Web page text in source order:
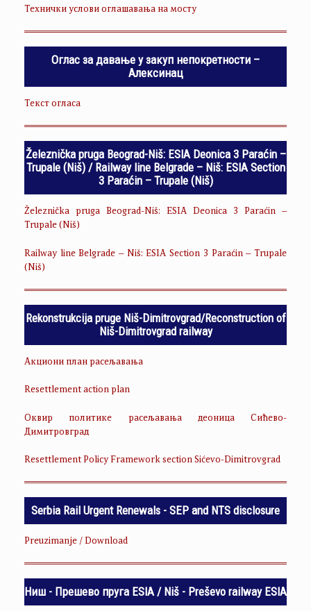
Технички услови оглашавања на мосту
Оглас за давање у закуп непокретности –
Алексинац
Текст огласа
Železnička pruga Beograd-Niš: ESIA Deonica 3 Paraćin –
Trupale (Niš) / Railway line Belgrade – Niš: ESIA Section
3 Paraćin – Trupale (Niš)
Železnička pruga Beograd-Niš: ESIA Deonica 3 Paraćin –
Trupale (Niš)
Railway line Belgrade – Niš: ESIA Section 3 Paraćin – Trupale
(Niš)
Rekonstrukcija pruge Niš-Dimitrovgrad/Reconstruction of
Niš-Dimitrovgrad railway
Акциони план расељавања
Resettlement action plan
Оквир политике расељавања деоница Сићево-
Димитровград
Resettlement Policy Framework section Sićevo-Dimitrovgrad
Serbia Rail Urgent Renewals - SEP and NTS disclosure
Preuzimanje / Download
Ниш - Прешево пруга ESIA / Niš - Preševo railway ESIA